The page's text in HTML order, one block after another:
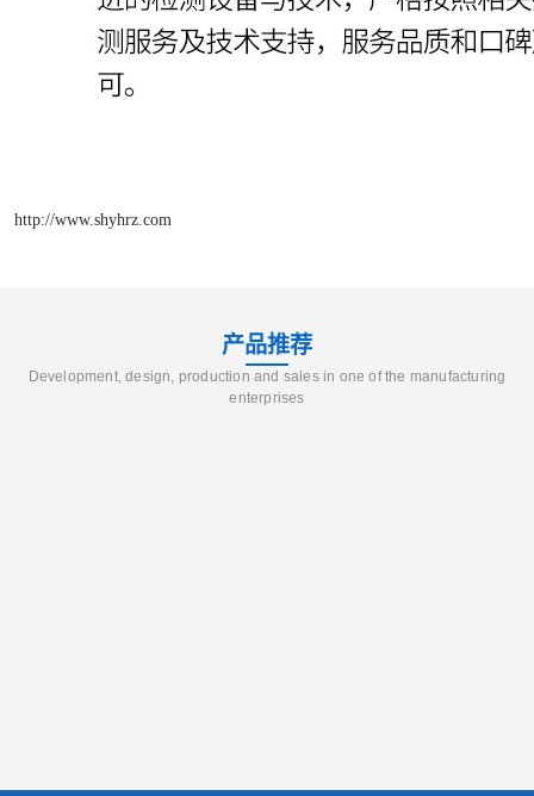
http://www.shyhrz.com
产品推荐
Development, design, production and sales in one of the manufacturing
enterprises